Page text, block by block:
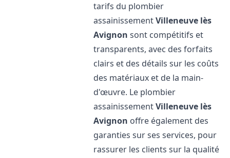
tarifs du plombier
assainissementVilleneuve lès
Avignon sont compétitifs et
transparents, avec des forfaits
clairs et des détails sur les coûts
des matériaux et de la main-
d'œuvre. Le plombier
assainissementVilleneuve lès
Avignon offre également des
garanties sur ses services, pour
rassurer les clients sur la qualité